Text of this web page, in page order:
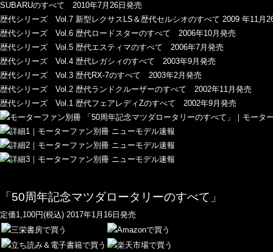
SUBARUのすべて 2010年7月26日発売
歴代シリーズ Vol.7 新型レクサスLS＆歴代セルシオのすべて 2009 年11月
歴代シリーズ Vol.6 歴代ロードスターのすべて 2006年10月発売
歴代シリーズ Vol.5 歴代エスティマのすべて 2006年7月発売
歴代シリーズ Vol.4 歴代レガシィのすべて 2003年9月発売
歴代シリーズ Vol.3 歴代RX-7のすべて 2003年2月発売
歴代シリーズ Vol.2 歴代ランドクルーザーのすべて 2002年11月発売
歴代シリーズ Vol.1 歴代フェアレディZのすべて 2002年9月発売
「50周年記念マツダロータリーのすべて」
定価1,100円(税込) 2017年1月16日発売